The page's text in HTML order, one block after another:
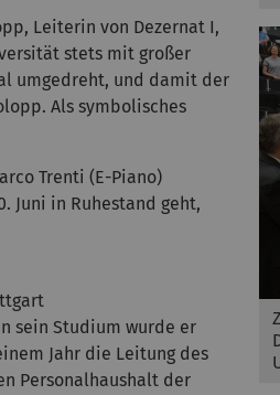
Leiterin von Dezernat I,
stets mit großer
umgedreht, und damit der
Als symbolisches
Trenti (E-Piano)
Juni in Ruhestand geht,
sein Studium wurde er
Jahr die Leitung des
Personalhaushalt der